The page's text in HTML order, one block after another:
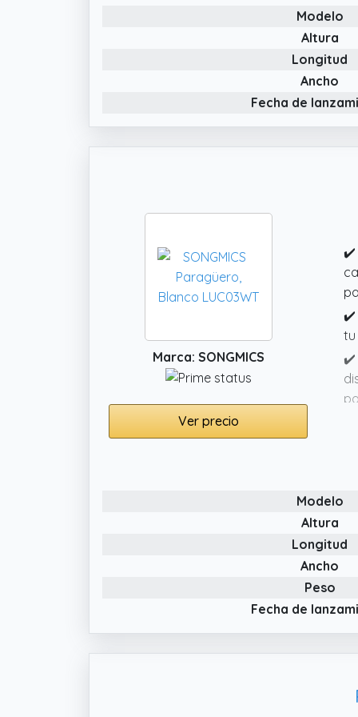
Modelo
Altura
Longitud
Ancho
Fecha de
Marca: SONGMICS
Ver precio
✔️
✔️
tu
✔️
Modelo
Altura
Longitud
Ancho
Peso
Fecha de